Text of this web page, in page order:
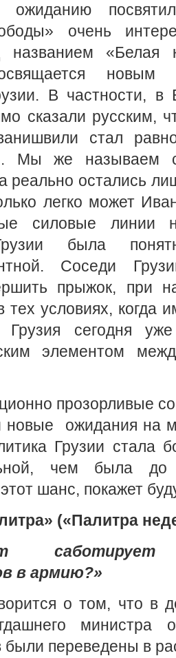
ожиданию
очень
«Белая
новым
В частности, в
сказали русским,
стал
Мы же называем
реально остались
легко может
силовые линии
была
Соседи
прыжок, при
тех условиях, когда
Грузия сегодня
элементом
прозорливые
новые ожидания на
Грузии стала
чем была
шанс, покажет
(«Палитра
саботирует
в армию?»
о том, что в
министра
были переведены в